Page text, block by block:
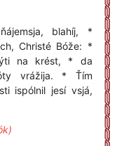
blahíj, *
Christé Bóže: *
na krést, * da
vrážija. * Ťím
ispólnil jesí vsjá,